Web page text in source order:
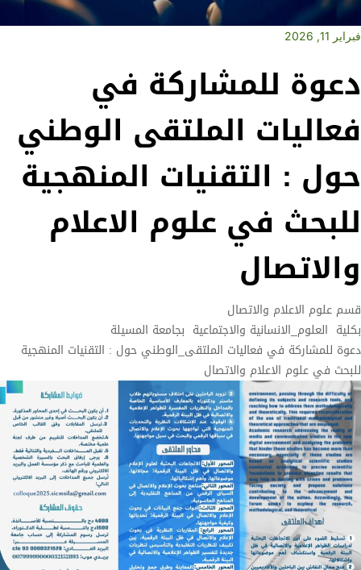
فبراير 11, 2026
دعوة للمشاركة في
فعاليات الملتقى الوطني
حول : التقنيات المنهجية
للبحث في علوم الاعلام
والاتصال
قسم علوم الاعلام والاتصال
بكلية العلوم_الانسانية والاجتماعية بجامعة المسيلة
دعوة للمشاركة في فعاليات الملتقى_الوطني حول : التقنيات المنهجية
للبحث في علوم الاعلام والاتصال